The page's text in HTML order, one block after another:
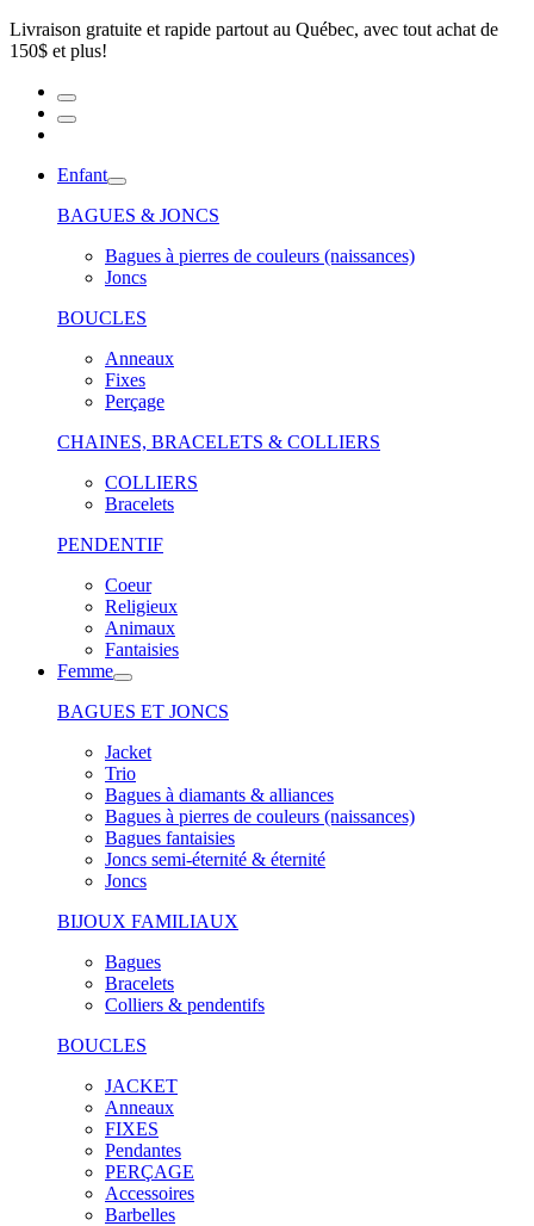
Livraison gratuite et rapide partout au Québec, avec tout achat de
150$ et plus!
Enfant
BAGUES & JONCS
Bagues à pierres de couleurs (naissances)
Joncs
BOUCLES
Anneaux
Fixes
Perçage
CHAINES, BRACELETS & COLLIERS
COLLIERS
Bracelets
PENDENTIF
Coeur
Religieux
Animaux
Fantaisies
Femme
BAGUES ET JONCS
Jacket
Trio
Bagues à diamants & alliances
Bagues à pierres de couleurs (naissances)
Bagues fantaisies
Joncs semi-éternité & éternité
Joncs
BIJOUX FAMILIAUX
Bagues
Bracelets
Colliers & pendentifs
BOUCLES
JACKET
Anneaux
FIXES
Pendantes
PERÇAGE
Accessoires
Barbelles